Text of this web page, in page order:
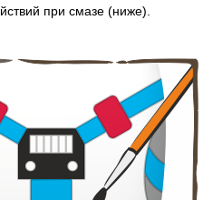
при смазе (ниже).